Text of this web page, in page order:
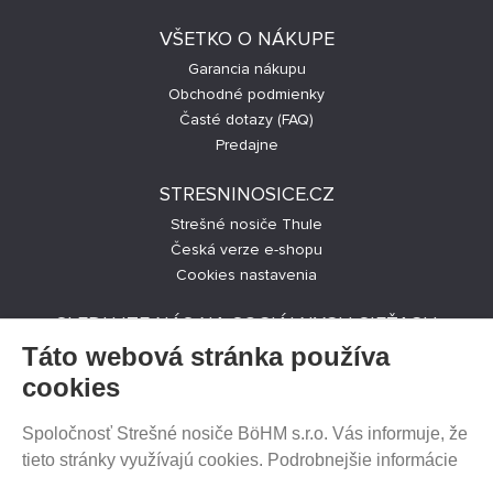
VŠETKO O NÁKUPE
Garancia nákupu
Obchodné podmienky
Časté dotazy (FAQ)
Predajne
STRESNINOSICE.CZ
Strešné nosiče Thule
Česká verze e-shopu
Cookies nastavenia
SLEDUJTE NÁS NA SOCIÁLNYCH SIEŤACH
PREDAJ NA SPLÁTKY
Táto webová stránka používa
cookies
Spoločnosť Strešné nosiče BöHM s.r.o. Vás informuje, že
tieto stránky využívajú cookies. Podrobnejšie informácie